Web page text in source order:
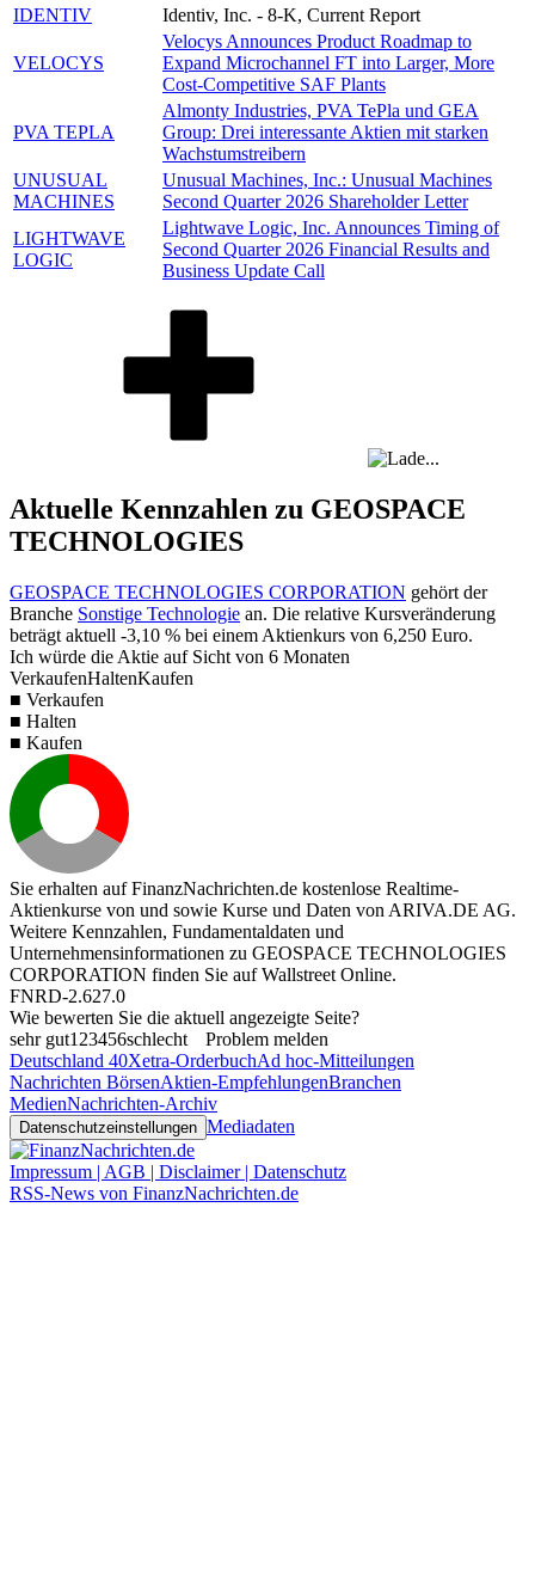
IDENTIV
Identiv, Inc. - 8-K, Current Report
VELOCYS
Velocys Announces Product Roadmap to
Expand Microchannel FT into Larger, More
Cost-Competitive SAF Plants
PVA TEPLA
Almonty Industries, PVA TePla und GEA
Group: Drei interessante Aktien mit starken
Wachstumstreibern
UNUSUAL
MACHINES
Unusual Machines, Inc.: Unusual Machines
Second Quarter 2026 Shareholder Letter
LIGHTWAVE
LOGIC
Lightwave Logic, Inc. Announces Timing of
Second Quarter 2026 Financial Results and
Business Update Call
Aktuelle Kennzahlen zu GEOSPACE
TECHNOLOGIES
GEOSPACE TECHNOLOGIES CORPORATION gehört der
Branche Sonstige Technologie an. Die relative Kursveränderung
beträgt aktuell -3,10 % bei einem Aktienkurs von 6,250 Euro.
Ich würde die Aktie auf Sicht von 6 Monaten
VerkaufenHaltenKaufen
■ Verkaufen
■ Halten
■ Kaufen
Sie erhalten auf FinanzNachrichten.de kostenlose Realtime-
Aktienkurse von und sowie Kurse und Daten von ARIVA.DE AG.
Weitere Kennzahlen, Fundamentaldaten und
Unternehmensinformationen zu GEOSPACE TECHNOLOGIES
CORPORATION finden Sie aufWallstreet Online.
FNRD-2.627.0
Wie bewerten Sie die aktuell angezeigte Seite?
sehr gut1 23456schlecht
Problem melden
Deutschland 40Xetra-OrderbuchAd hoc-Mitteilungen
Nachrichten BörsenAktien-EmpfehlungenBranchen
MedienNachrichten-Archiv
Datenschutzeinstellungen Mediadaten
Impressum | AGB | Disclaimer | Datenschutz
RSS-News von FinanzNachrichten.de